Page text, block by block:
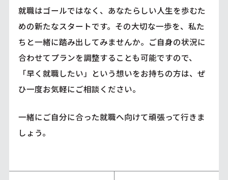
就職はゴールではなく、あなたらしい人生を歩むた
めの新たなスタートです。その大切な一歩を、私た
ちと一緒に踏み出してみませんか。ご自身の状況に
合わせてプランを調整することも可能ですので、
「早く就職したい」という想いをお持ちの方は、ぜ
ひ一度お気軽にご相談ください。
一緒にご自分に合った就職へ向けて頑張って行きま
しょう。